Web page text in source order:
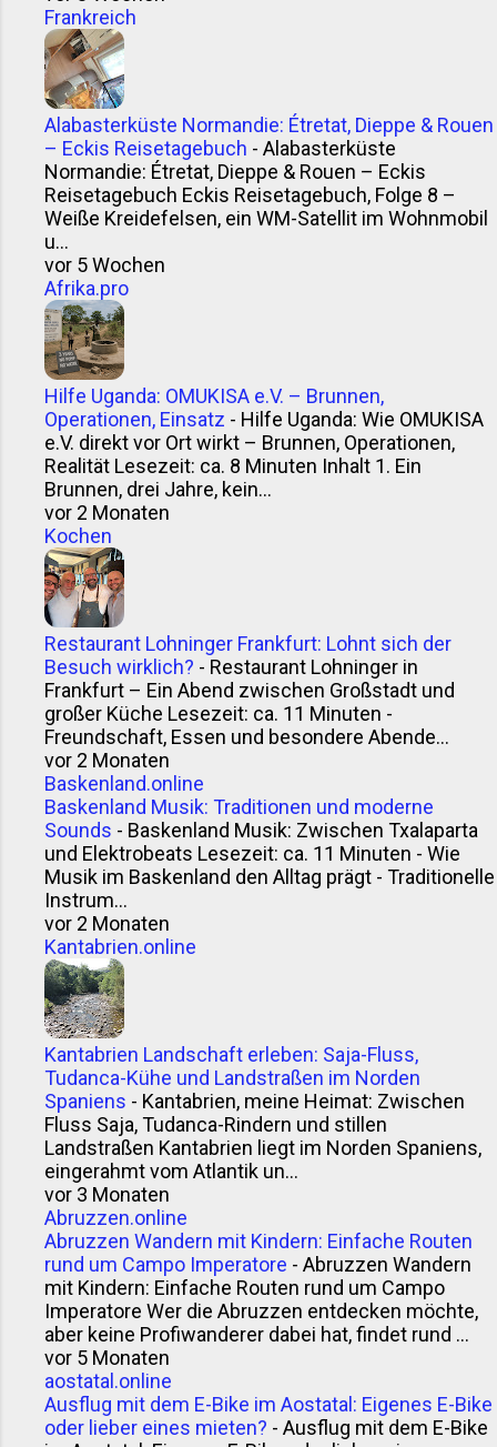
Frankreich
Alabasterküste Normandie: Étretat, Dieppe & Rouen
– Eckis Reisetagebuch - Alabasterküste
Normandie: Étretat, Dieppe & Rouen – Eckis
Reisetagebuch Eckis Reisetagebuch, Folge 8 –
Weiße Kreidefelsen, ein WM-Satellit im Wohnmobil
u...
vor 5 Wochen
Afrika.pro
Hilfe Uganda: OMUKISA e.V. – Brunnen,
Operationen, Einsatz - Hilfe Uganda: Wie OMUKISA
e.V. direkt vor Ort wirkt – Brunnen, Operationen,
Realität Lesezeit: ca. 8 Minuten Inhalt 1. Ein
Brunnen, drei Jahre, kein...
vor 2 Monaten
Kochen
Restaurant Lohninger Frankfurt: Lohnt sich der
Besuch wirklich? - Restaurant Lohninger in
Frankfurt – Ein Abend zwischen Großstadt und
großer Küche Lesezeit: ca. 11 Minuten -
Freundschaft, Essen und besondere Abende...
vor 2 Monaten
Baskenland.online
Baskenland Musik: Traditionen und moderne
Sounds - Baskenland Musik: Zwischen Txalaparta
und Elektrobeats Lesezeit: ca. 11 Minuten - Wie
Musik im Baskenland den Alltag prägt - Traditionelle
Instrum...
vor 2 Monaten
Kantabrien.online
Kantabrien Landschaft erleben: Saja-Fluss,
Tudanca-Kühe und Landstraßen im Norden
Spaniens - Kantabrien, meine Heimat: Zwischen
Fluss Saja, Tudanca-Rindern und stillen
Landstraßen Kantabrien liegt im Norden Spaniens,
eingerahmt vom Atlantik un...
vor 3 Monaten
Abruzzen.online
Abruzzen Wandern mit Kindern: Einfache Routen
rund um Campo Imperatore - Abruzzen Wandern
mit Kindern: Einfache Routen rund um Campo
Imperatore Wer die Abruzzen entdecken möchte,
aber keine Profiwanderer dabei hat, findet rund ...
vor 5 Monaten
aostatal.online
Ausflug mit dem E-Bike im Aostatal: Eigenes E-Bike
oder lieber eines mieten? - Ausflug mit dem E-Bike